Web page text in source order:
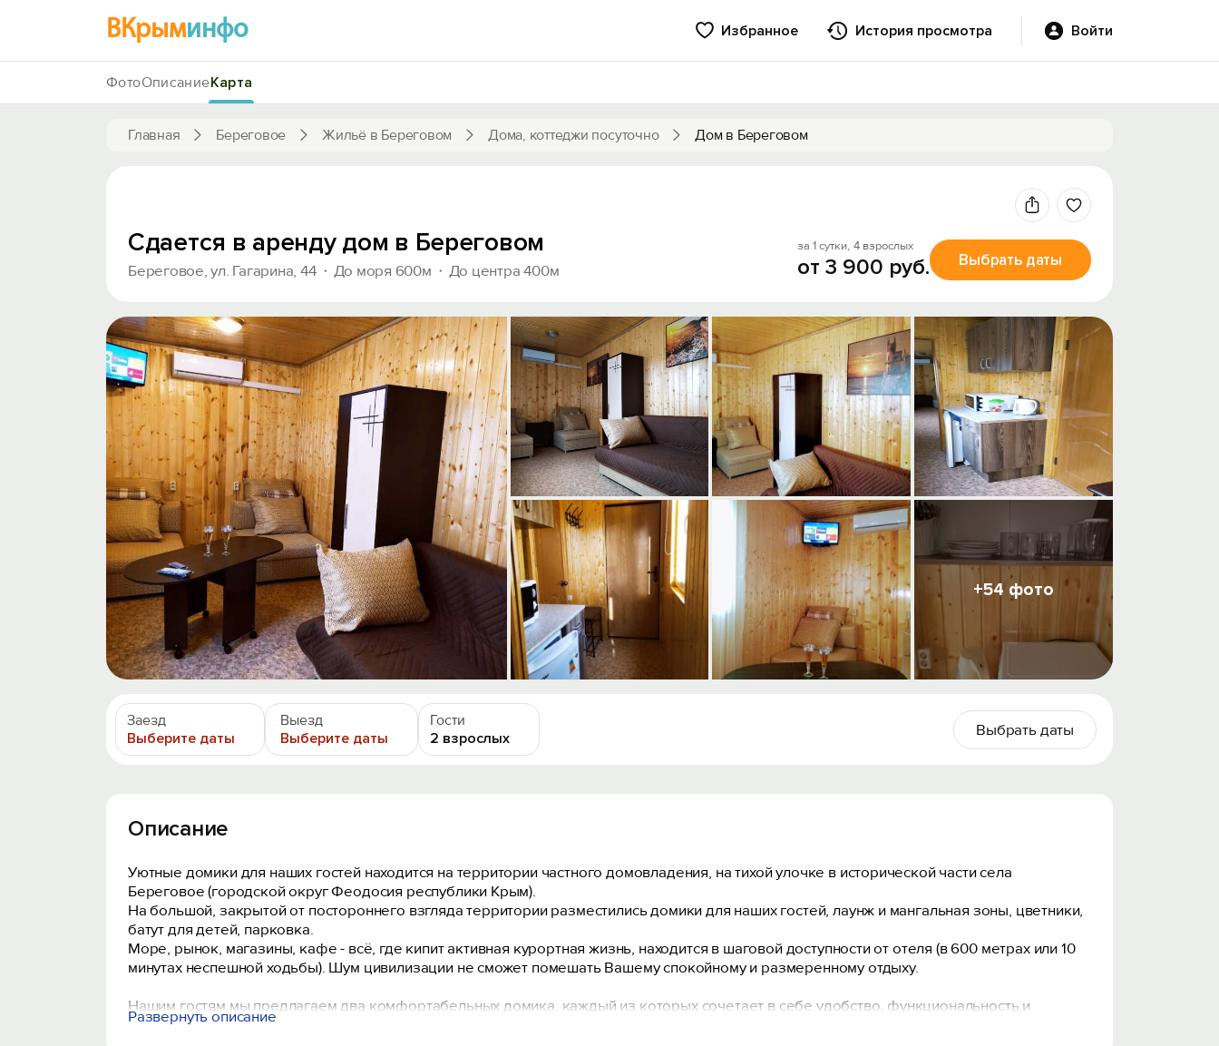
ВКрыминфо Избранное История просмотра Войти
Главная Береговое Жильё в Береговом Дома, коттеджи посуточно Дом в Береговом
ФотоОписаниеКарта
+54 фото
Сдается в аренду дом в Береговом
Береговое, ул. Гагарина, 44 До моря 600м До центра 400м
за 1 сутки, 4 взрослых
от 3 900 руб. Выбрать даты
Заезд
Выберите даты
Выезд
Выберите даты
Гости
2 взрослых
Выбрать даты
Описание
Уютные домики для наших гостей находится на территории частного домовладения, на тихой улочке в исторической части села
Береговое (городской округ Феодосия республики Крым).
На большой, закрытой от постороннего взгляда территории разместились домики для наших гостей, лаунж и мангальная зоны, цветники,
батут для детей, парковка.
Море, рынок, магазины, кафе - всё, где кипит активная курортная жизнь, находится в шаговой доступности от отеля (в 600 метрах или 10
минутах неспешной ходьбы). Шум цивилизации не сможет помешать Вашему спокойному и размеренному отдыху.
Нашим гостям мы предлагаем два комфортабельных домика, каждый из которых сочетает в себе удобство, функциональность и
простоту:
Развернуть описание